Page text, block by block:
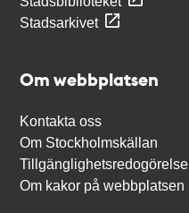
Stadsarkivet
Om webbplatsen
Kontakta oss
Om Stockholmskällan
Tillgänglighetsredogörelse
Om kakor på webbplatsen